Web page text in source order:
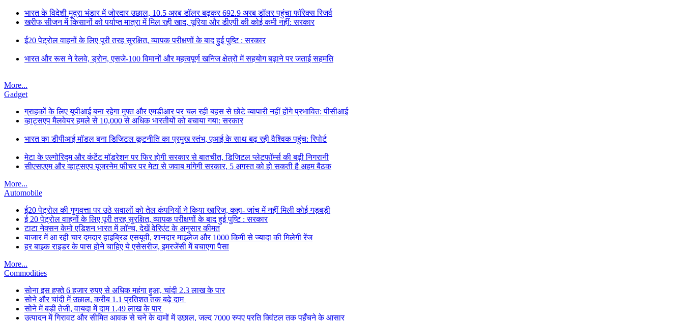
भारत के विदेशी मुद्रा भंडार में जोरदार उछाल, 10.5 अरब डॉलर बढ़कर 692.9 अरब डॉलर पहुंचा फॉरेक्स रिजर्व
खरीफ सीजन में किसानों को पर्याप्त मात्रा में मिल रही खाद, यूरिया और डीएपी की कोई कमी नहीं: सरकार
ई20 पेट्रोल वाहनों के लिए पूरी तरह सुरक्षित, व्यापक परीक्षणों के बाद हुई पुष्टि : सरकार
भारत और रूस ने रेलवे, ड्रोन, एसजे-100 विमानों और महत्वपूर्ण खनिज क्षेत्रों में सहयोग बढ़ाने पर जताई सहमति
More...
Gadget
ग्राहकों के लिए यूपीआई बना रहेगा मुफ्त और एमडीआर पर चल रही बहस से छोटे व्यापारी नहीं होंगे प्रभावित: पीसीआई
व्हाट्सएप मैलवेयर हमले से 10,000 से अधिक भारतीयों को बचाया गया: सरकार
भारत का डीपीआई मॉडल बना डिजिटल कूटनीति का प्रमुख स्तंभ, एआई के साथ बढ़ रही वैश्विक पहुंच: रिपोर्ट
मेटा के एल्गोरिद्म और कंटेंट मॉडरेशन पर फिर होगी सरकार से बातचीत, डिजिटल प्लेटफॉर्म्स की बढ़ी निगरानी
सीएसएएम और व्हाट्सएप यूजरनेम फीचर पर मेटा से जवाब मांगेगी सरकार, 5 अगस्त को हो सकती है अहम बैठक
More...
Automobile
ई20 पेट्रोल की गुणवत्ता पर उठे सवालों को तेल कंपनियों ने किया खारिज, कहा- जांच में नहीं मिली कोई गड़बड़ी
ई 20 पेट्रोल वाहनों के लिए पूरी तरह सुरक्षित, व्यापक परीक्षणों के बाद हुई पुष्टि : सरकार
टाटा नेक्सन केमो एडिशन भारत में लॉन्च, देखें वेरिएंट के अनुसार कीमत
बाजार में आ रही चार दमदार हाइब्रिड एसयूवी, शानदार माइलेज और 1000 किमी से ज्यादा की मिलेगी रेंज
हर बाइक राइडर के पास होने चाहिए ये एसेसरीज, इमरजेंसी में बचाएगा पैसा
More...
Commodities
सोना इस हफ्ते 6 हजार रुपए से अधिक महंगा हुआ, चांदी 2.3 लाख के पार
सोने और चांदी में उछाल, करीब 1.1 प्रतिशत तक बढ़े दाम
सोने में बड़ी तेजी, वायदा में दाम 1.49 लाख के पार
उत्पादन में गिरावट और सीमित आवक से चने के दामों में उछाल, जल्द 7000 रुपए प्रति क्विंटल तक पहुँचने के आसार